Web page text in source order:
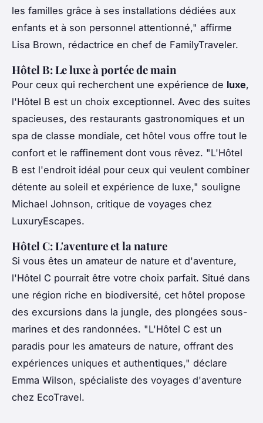
les familles grâce à ses installations dédiées aux
enfants et à son personnel attentionné," affirme
Lisa Brown, rédactrice en chef de FamilyTraveler.
Hôtel B: Le luxe à portée de main
Pour ceux qui recherchent une expérience de luxe,
l'Hôtel B est un choix exceptionnel. Avec des suites
spacieuses, des restaurants gastronomiques et un
spa de classe mondiale, cet hôtel vous offre tout le
confort et le raffinement dont vous rêvez. "L'Hôtel
B est l'endroit idéal pour ceux qui veulent combiner
détente au soleil et expérience de luxe," souligne
Michael Johnson, critique de voyages chez
LuxuryEscapes.
Hôtel C: L'aventure et la nature
Si vous êtes un amateur de nature et d'aventure,
l'Hôtel C pourrait être votre choix parfait. Situé dans
une région riche en biodiversité, cet hôtel propose
des excursions dans la jungle, des plongées sous-
marines et des randonnées. "L'Hôtel C est un
paradis pour les amateurs de nature, offrant des
expériences uniques et authentiques," déclare
Emma Wilson, spécialiste des voyages d'aventure
chez EcoTravel.